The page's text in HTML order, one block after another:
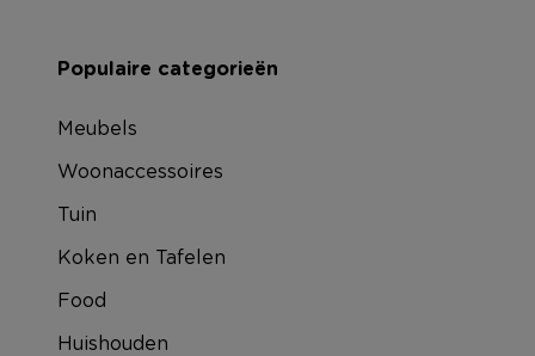
Populaire categorieën
Meubels
Woonaccessoires
Tuin
Koken en Tafelen
Food
Huishouden